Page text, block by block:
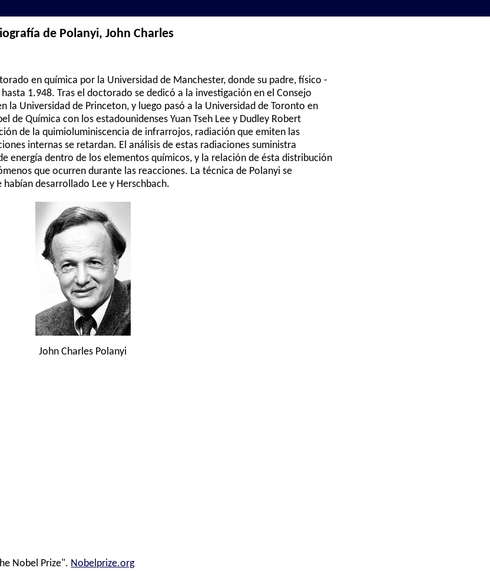
de Polanyi, John Charles
en química por la Universidad de Manchester, donde su padre, físico -
1.948. Tras el doctorado se dedicó a la investigación en el Consejo
la Universidad de Princeton, y luego pasó a la Universidad de Toronto en
de Química con los estadounidenses Yuan Tseh Lee y Dudley Robert
de la quimioluminiscencia de infrarrojos, radiación que emiten las
internas se retardan. El análisis de estas radiaciones suministra
energía dentro de los elementos químicos, y la relación de ésta distribución
que ocurren durante las reacciones. La técnica de Polanyi se
desarrollado Lee y Herschbach.
John Charles Polanyi
Nobel Prize". Nobelprize.org